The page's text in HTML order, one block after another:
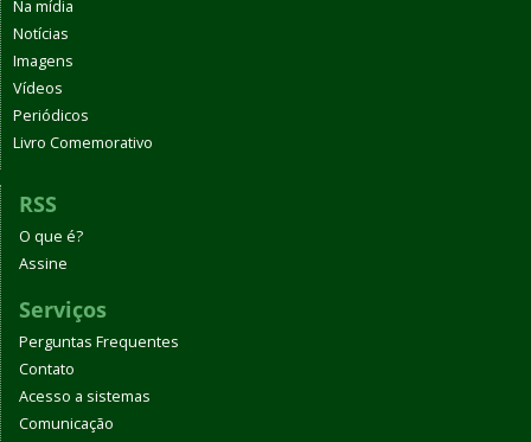
Na mídia
Notícias
Imagens
Vídeos
Periódicos
Livro Comemorativo
RSS
O que é?
Assine
Serviços
Perguntas Frequentes
Contato
Acesso a sistemas
Comunicação